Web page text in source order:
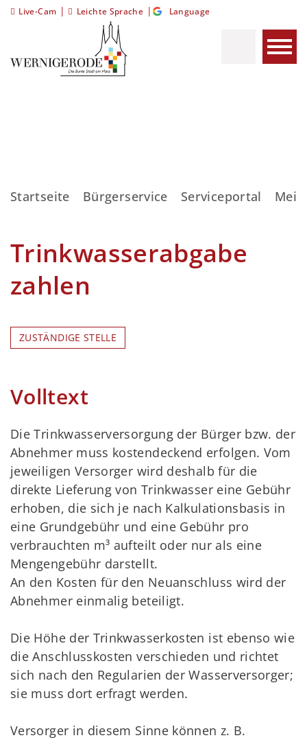
Live-Cam | Leichte Sprache | Language
Startseite Bürgerservice Serviceportal
Trinkwasserabgabe
zahlen
ZUSTÄNDIGE STELLE
Volltext
Die Trinkwasserversorgung der Bürger bzw. der
Abnehmer muss kostendeckend erfolgen. Vom
jeweiligen Versorger wird deshalb für die
direkte Lieferung von Trinkwasser eine Gebühr
erhoben, die sich je nach Kalkulationsbasis in
eine Grundgebühr und eine Gebühr pro
verbrauchten m³ aufteilt oder nur als eine
Mengengebühr darstellt.
An den Kosten für den Neuanschluss wird der
Abnehmer einmalig beteiligt.
Die Höhe der Trinkwasserkosten ist ebenso wie
die Anschlusskosten verschieden und richtet
sich nach den Regularien der Wasserversorger;
sie muss dort erfragt werden.
Versorger in diesem Sinne können z. B.